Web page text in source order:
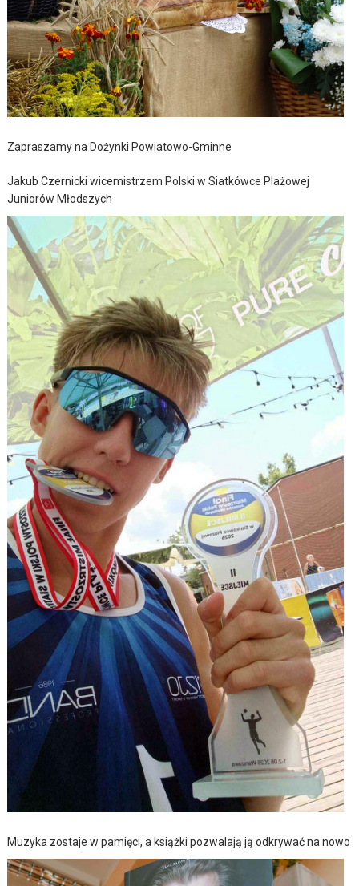
Zapraszamy na Dożynki Powiatowo-Gminne
Jakub Czernicki wicemistrzem Polski w Siatkówce Plażowej
Juniorów Młodszych
Muzyka zostaje w pamięci, a książki pozwalają ją odkrywać na nowo